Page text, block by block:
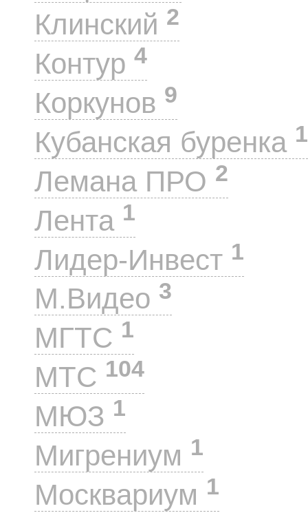
Клинский 2
Контур 4
Коркунов 9
Кубанская буренка 1
Лемана ПРО 2
Лента 1
Лидер-Инвест 1
М.Видео 3
МГТС 1
МТС 104
МЮЗ 1
Мигрениум 1
Москвариум 1